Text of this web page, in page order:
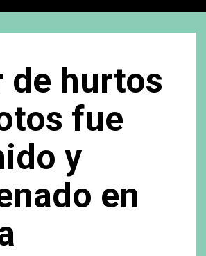
de hurtos
fue
y
en